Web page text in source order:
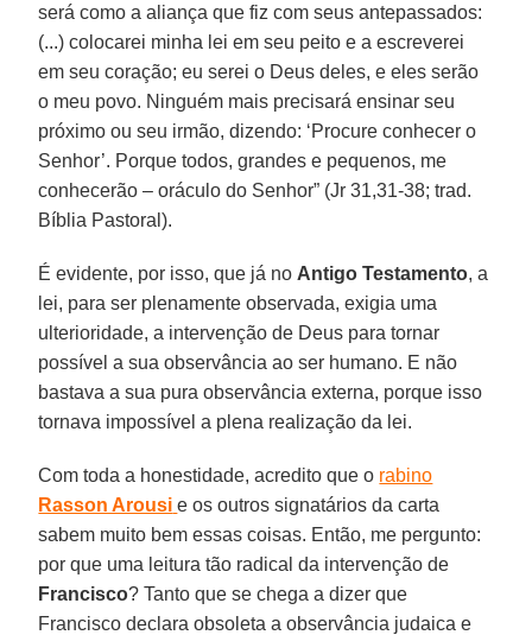
será como a aliança que fiz com seus antepassados:
(...) colocarei minha lei em seu peito e a escreverei
em seu coração; eu serei o Deus deles, e eles serão
o meu povo. Ninguém mais precisará ensinar seu
próximo ou seu irmão, dizendo: ‘Procure conhecer o
Senhor’. Porque todos, grandes e pequenos, me
conhecerão – oráculo do Senhor” (Jr 31,31-38; trad.
Bíblia Pastoral).
É evidente, por isso, que já no Antigo Testamento, a
lei, para ser plenamente observada, exigia uma
ulterioridade, a intervenção de Deus para tornar
possível a sua observância ao ser humano. E não
bastava a sua pura observância externa, porque isso
tornava impossível a plena realização da lei.
Com toda a honestidade, acredito que o rabino
Rasson Arousi e os outros signatários da carta
sabem muito bem essas coisas. Então, me pergunto:
por que uma leitura tão radical da intervenção de
Francisco? Tanto que se chega a dizer que
Francisco declara obsoleta a observância judaica e